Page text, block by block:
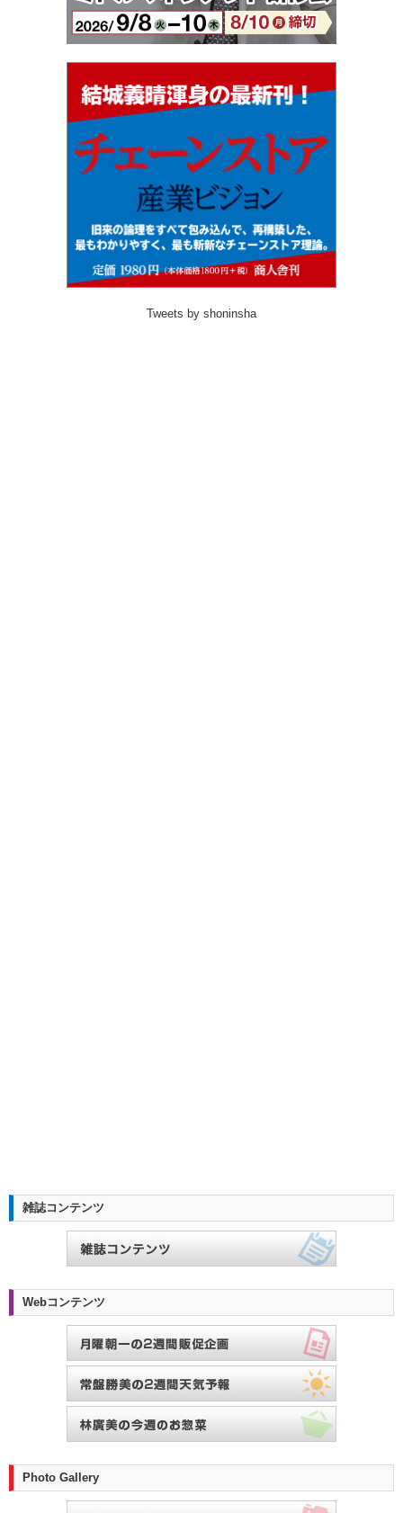
Tweets by shoninsha
雑誌コンテンツ
Webコンテンツ
Photo Gallery